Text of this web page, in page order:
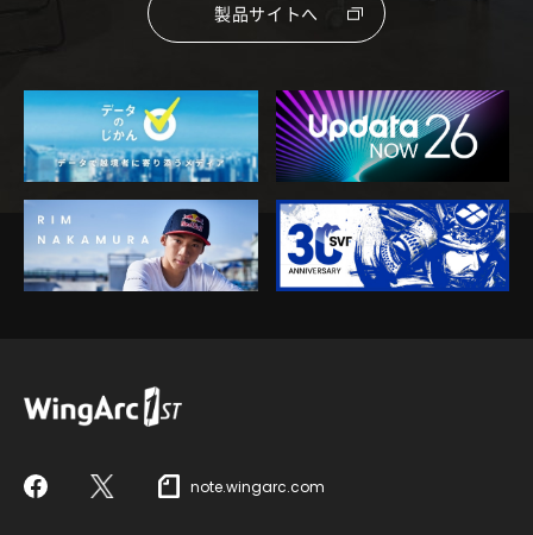
製品サイトへ
FacebookX note.wingarc.com